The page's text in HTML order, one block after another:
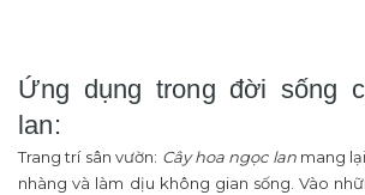
Ứng dụng trong đời sống
lan:
Trang trí sân vườn: Cây hoa ngọc lanmang
nhàng và làm dịu không gian sống. Vào